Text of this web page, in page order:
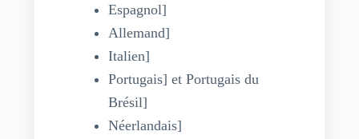
Espagnol]
Allemand]
Italien]
Portugais] et Portugais du
Brésil]
Néerlandais]